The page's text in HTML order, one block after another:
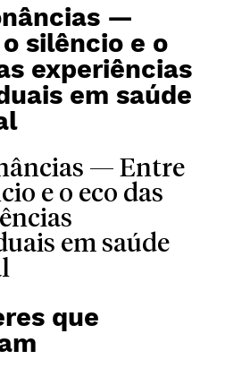
—
silêncio e o
experiências
em saúde
— Entre
e o eco das
em saúde
que